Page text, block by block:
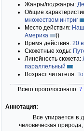
Жанры/поджанры:
Общие
множеством интриг
Место действия:
Америка
))
Время действия: 20
Сюжетные ходы:
Линейность сюжета:
параллельный
Возраст читателя:
Всего проголосовало: 7
Аннотация:
Все упирается в
человеческая природа,